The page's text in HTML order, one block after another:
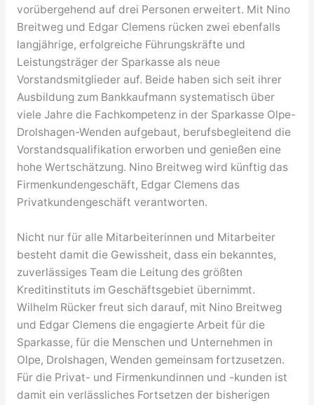
vorübergehend auf drei Personen erweitert. Mit Nino
Breitweg und Edgar Clemens rücken zwei ebenfalls
langjährige, erfolgreiche Führungskräfte und
Leistungsträger der Sparkasse als neue
Vorstandsmitglieder auf. Beide haben sich seit ihrer
Ausbildung zum Bankkaufmann systematisch über
viele Jahre die Fachkompetenz in der Sparkasse Olpe-
Drolshagen-Wenden aufgebaut, berufsbegleitend die
Vorstandsqualifikation erworben und genießen eine
hohe Wertschätzung. Nino Breitweg wird künftig das
Firmenkundengeschäft, Edgar Clemens das
Privatkundengeschäft verantworten.
Nicht nur für alle Mitarbeiterinnen und Mitarbeiter
besteht damit die Gewissheit, dass ein bekanntes,
zuverlässiges Team die Leitung des größten
Kreditinstituts im Geschäftsgebiet übernimmt.
Wilhelm Rücker freut sich darauf, mit Nino Breitweg
und Edgar Clemens die engagierte Arbeit für die
Sparkasse, für die Menschen und Unternehmen in
Olpe, Drolshagen, Wenden gemeinsam fortzusetzen.
Für die Privat- und Firmenkundinnen und -kunden ist
damit ein verlässliches Fortsetzen der bisherigen